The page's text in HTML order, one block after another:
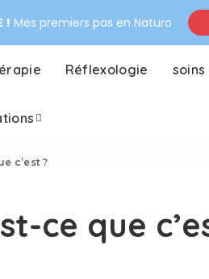
! Mes premiers pas en Naturo
Réflexologie
c’est ?
ce que